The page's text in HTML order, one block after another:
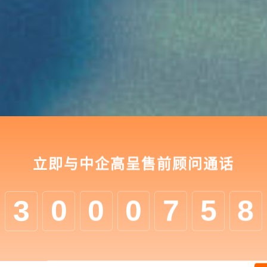
立即与中企高呈售前顾问通话
3 0 0 0 7 5 8